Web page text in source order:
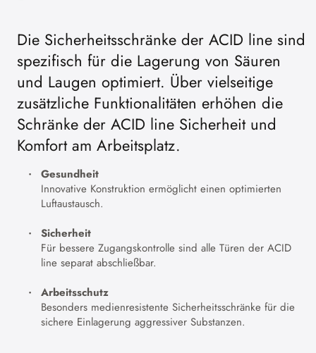
Die Sicherheitsschränke der ACID line sind
spezifisch für die Lagerung von Säuren
und Laugen optimiert. Über vielseitige
zusätzliche Funktionalitäten erhöhen die
Schränke der ACID line Sicherheit und
Komfort am Arbeitsplatz.
Gesundheit
Innovative Konstruktion ermöglicht einen optimierten
Luftaustausch.
Sicherheit
Für bessere Zugangskontrolle sind alle Türen der ACID
line separat abschließbar.
Arbeitsschutz
Besonders medienresistente Sicherheitsschränke für die
sichere Einlagerung aggressiver Substanzen.